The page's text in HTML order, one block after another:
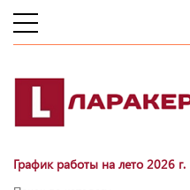
График работы на лето 2026 г.